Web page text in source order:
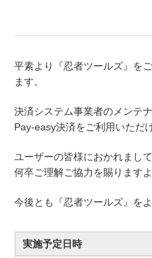
平素より『忍者ツールズ』を
ます。
決済システム事業者のメンテ
Pay-easy決済をご利用いただ
ユーザーの皆様におかれまし
何卒ご理解ご協力を賜ります
今後とも『忍者ツールズ』を
実施予定日時